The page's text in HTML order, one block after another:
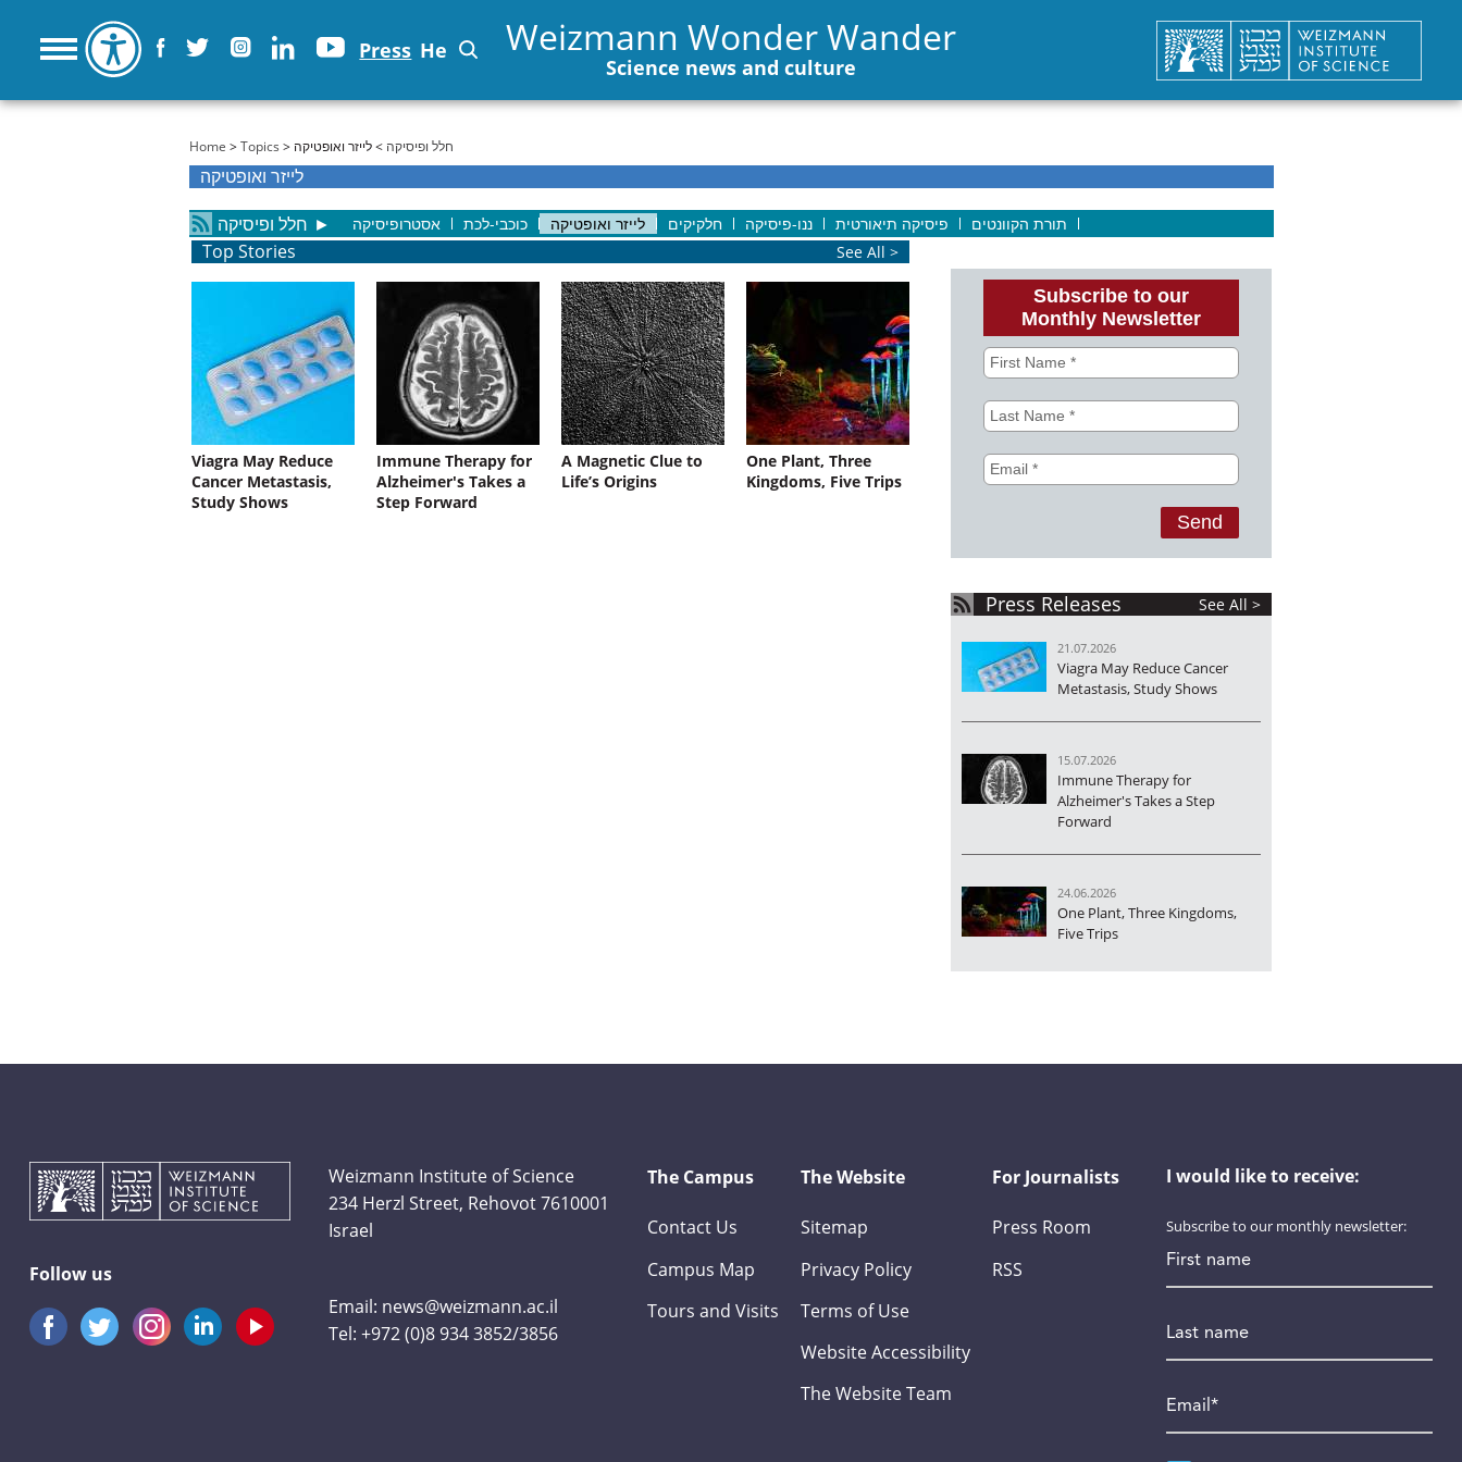
Press He Weizmann Wonder Wander
Science news and culture
You are here
Home >Topics > חלל ופיסיקה > לייזר ואופטיקה
לייזר ואופטיקה
חלל ופיסיקה ► אסטרופיסיקה כוכבי-לכת לייזר ואופטיקה חלקיקים ננו-פיסיקה פיסיקה תיאורטית תורת הקוונטים
Top Stories See All >
Viagra May Reduce
Cancer Metastasis,
Study Shows
Immune Therapy for
Alzheimer's Takes a
Step Forward
A Magnetic Clue to
Life’s Origins
One Plant, Three
Kingdoms, Five Trips
Press Releases See All >
21.07.2026
Viagra May Reduce Cancer
Metastasis, Study Shows
15.07.2026
Immune Therapy for
Alzheimer's Takes a Step
Forward
24.06.2026
One Plant, Three Kingdoms,
Five Trips
Follow us
Weizmann Institute of Science
234 Herzl Street, Rehovot 7610001
Israel
Email: news@weizmann.ac.il
Tel:+972 (0)8 934 3852/3856
The Campus
Contact Us
Campus Map
Tours and Visits
The Website
Sitemap
Privacy Policy
Terms of Use
Website Accessibility
The Website Team
For Journalists
Press Room
RSS
I would like to receive:
Subscribe to our monthly newsletter:
*